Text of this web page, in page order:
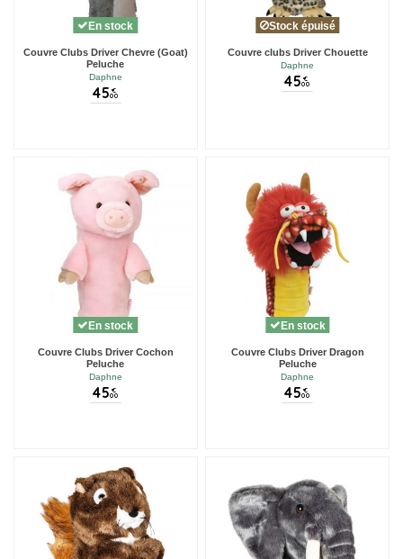
En stock
Couvre Clubs Driver Chevre (Goat)
Peluche
Daphne
45 €
00
Stock épuisé
Couvre clubs Driver Chouette
Daphne
45 €
00
En stock
Couvre Clubs Driver Cochon
Peluche
Daphne
45 €
00
En stock
Couvre Clubs Driver Dragon
Peluche
Daphne
45 €
00